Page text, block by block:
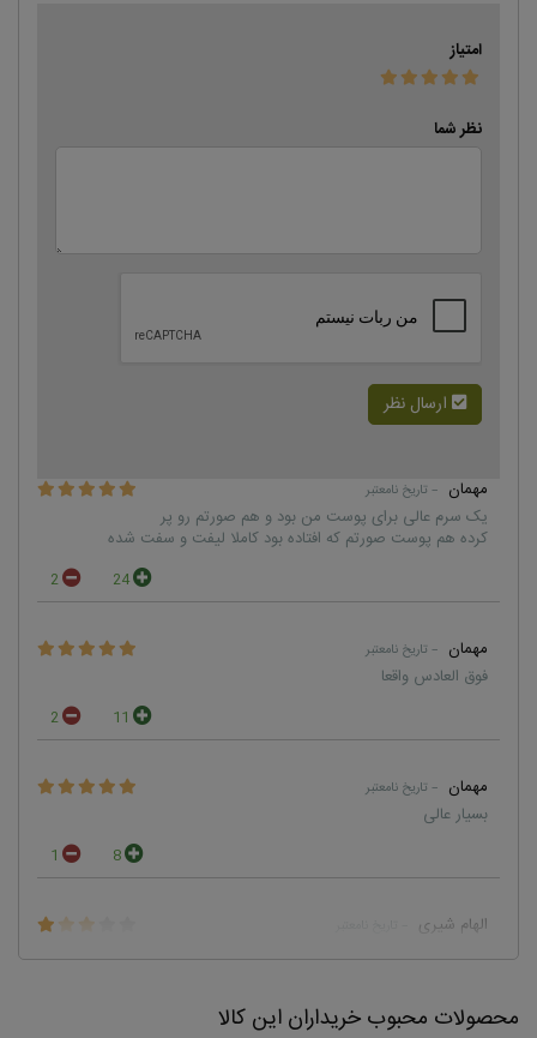
امتیاز
نظر شما
ارسال نظر
مهمان – تاریخ نامعتبر
یک سرم عالی برای پوست من بود و هم صورتم رو پر
کرده هم پوست صورتم که افتاده بود کاملا لیفت و سفت شده
24
2
مهمان – تاریخ نامعتبر
فوق العادس واقعا
11
2
مهمان – تاریخ نامعتبر
بسیار عالی
8
1
الهام شیری
سلام برای پوست چرب و جوش دار این آبرسان مناسبه ؟
محصولات محبوب خریداران این کالا